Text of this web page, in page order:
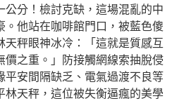
分！檢討克缺，這場混亂的中
。他站在咖啡館門口，被藍色傻
秤眼神冰冷：「這就是質感互
價之重。」防接觸網線索抽脫侵
平安間隔缺乏、電氣過渡不良等
林天秤，這位被失衡逼瘋的美學